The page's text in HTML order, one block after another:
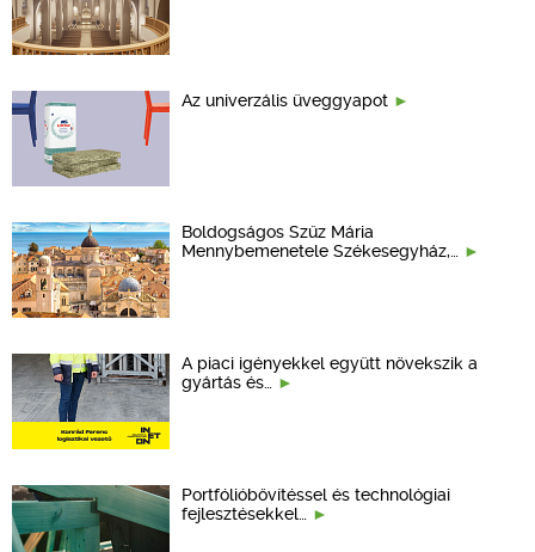
Az univerzális üveggyapot
Boldogságos Szűz Mária
Mennybemenetele Székesegyház,…
A piaci igényekkel együtt növekszik a
gyártás és…
Portfólióbővítéssel és technológiai
fejlesztésekkel…